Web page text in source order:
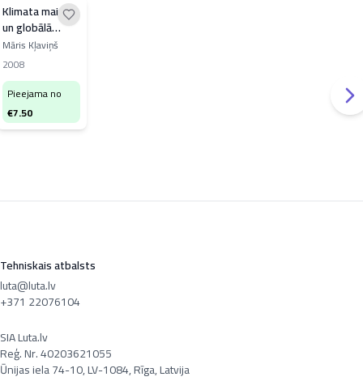
Klimata mainība
un globālā
sasilšana
Māris Kļaviņš
2008
Pieejama no
€7.50
Tehniskais atbalsts
luta@luta.lv
+371 22076104
SIA Luta.lv
Reģ. Nr. 40203621055
Ūnijas iela 74-10, LV-1084, Rīga, Latvija